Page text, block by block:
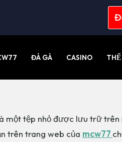
ĐÁ GÀ CASINO
tệp nhỏ được lưu trữ
trên trang web của mcw77